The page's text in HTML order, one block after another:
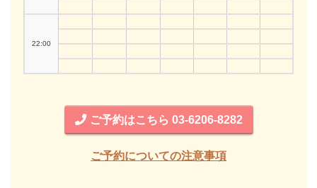
22:00
ご予約はこちら 03-6206-8282
ご予約についての注意事項